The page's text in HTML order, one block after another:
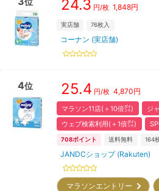
24.3 円/枚 1,848円
実店舗 76枚入
コーナン (実店舗)
4位 25.4 円/枚 4,870円
マラソン11店(＋10倍㌽)
ジ
ウェブ検索利用(＋1倍㌽)
708ポイント 送料無料 164
JANDCショップ (Rakuten)
マラソンエントリー